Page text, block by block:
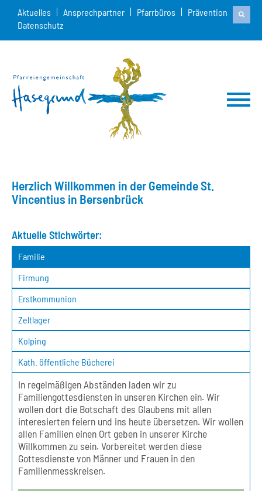
Aktuelles Ansprechpartner Pfarrbüros
Prävention
Datenschutz
Herzlich Willkommen in der Gemeinde St.
Vincentius in Bersenbrück
Aktuelle Stichwörter:
Familie
Firmung
Erstkommunion
Zeltlager
Kolping
Kath. öffentliche Bücherei
In regelmäßigen Abständen laden wir zu
Familiengottesdiensten in unseren Kirchen ein. Wir
wollen dort die Botschaft des Glaubens mit allen
interesierten feiern und ins heute übersetzen. Wir wollen
allen Familien einen Ort geben in unserer Kirche
Willkommen zu sein. Vorbereitet werden diese
Gottesdienste von Männer und Frauen in den
Familienmesskreisen.